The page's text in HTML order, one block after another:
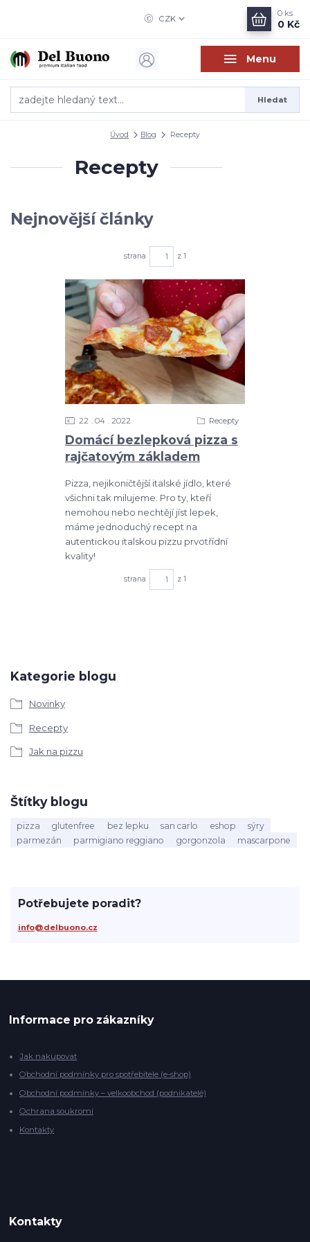
Menu
CZK
Hledat
0 ks
0 Kč
Úvod Blog Recepty
Kategorie blogu
Novinky
Recepty
Jak na pizzu
Štítky blogu
pizza glutenfree bez lepku san carlo eshop
sýry
parmezán
parmigiano reggiano gorgonzola mascarpone
Potřebujete poradit?
info@delbuono.cz
Recepty
Nejnovější články
strana z 1
Domácí bezlepková pizza s
rajčatovým základem
22 04 2022 Recepty
Pizza, nejikoničtější italské jídlo, které
všichni tak milujeme. Pro ty, kteří
nemohou nebo nechtějí jíst lepek,
máme jednoduchý recept na
autentickou italskou pizzu prvotřídní
kvality!
strana z 1
Informace pro zákazníky
Jak nakupovat
Obchodní podmínky pro spotřebitele (e-shop)
Obchodní podmínky – velkoobchod (podnikatelé)
Ochrana soukromí
Kontakty
Kontakty